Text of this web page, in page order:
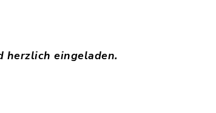
herzlich eingeladen.